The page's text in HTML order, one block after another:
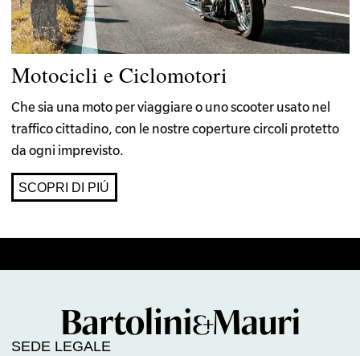
Motocicli e Ciclomotori
Che sia una moto per viaggiare o uno scooter usato nel
traffico cittadino, con le nostre coperture circoli protetto
da ogni imprevisto.
SCOPRI DI PIÚ
SEDE LEGALE